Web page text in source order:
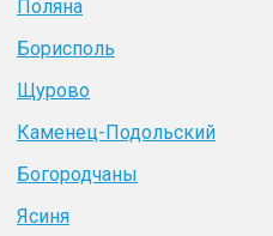
Поляна
Борисполь
Щурово
Каменец-Подольский
Богородчаны
Ясиня